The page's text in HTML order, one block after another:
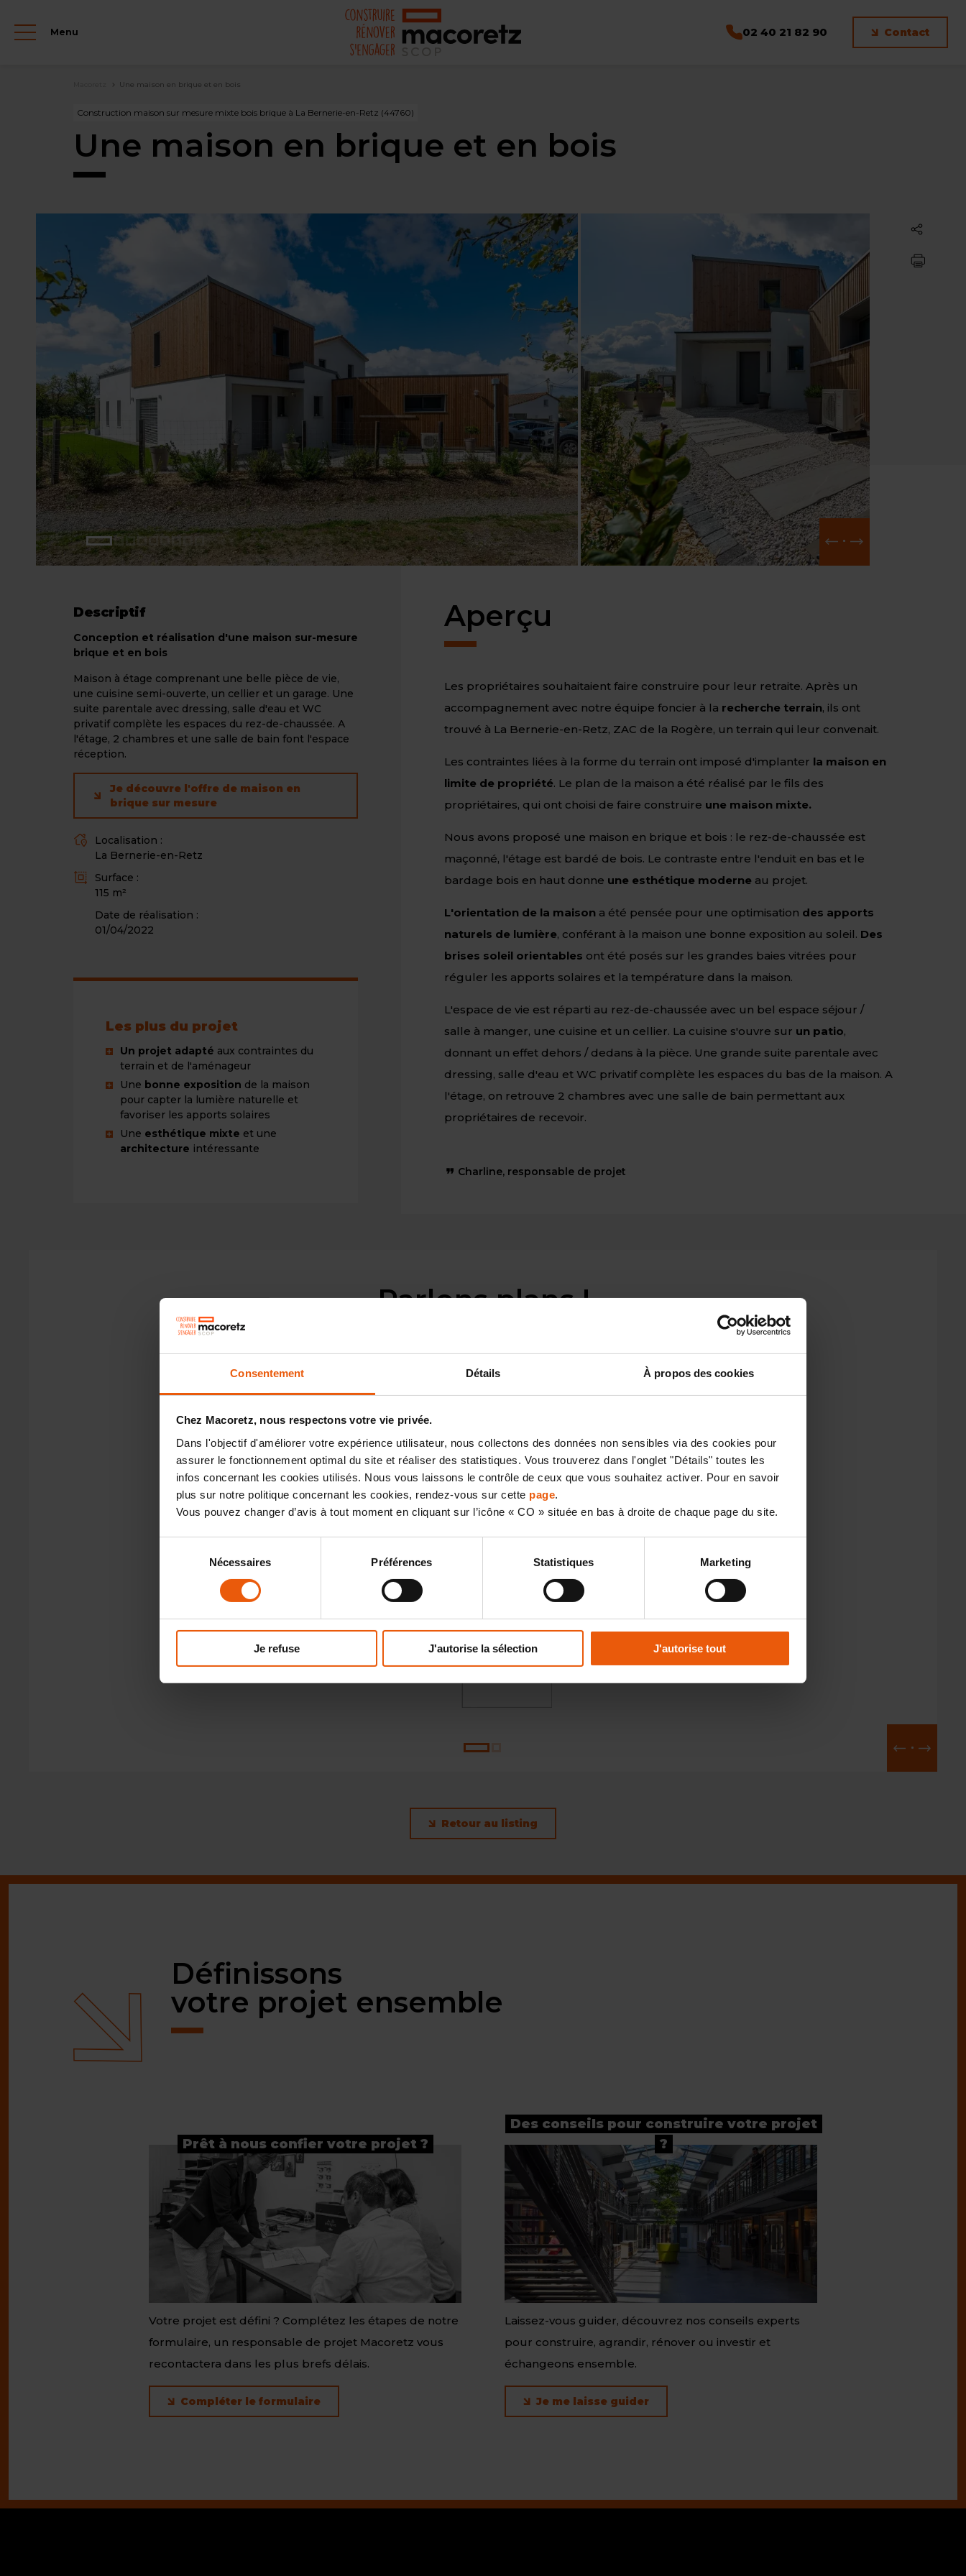
Consentement Détails À propos des cookies
Chez Macoretz, nous respectons votre vie privée.
Dans l'objectif d'améliorer votre expérience utilisateur, nous collectons des données non sensibles via des cookies pour
assurer le fonctionnement optimal du site et réaliser des statistiques. Vous trouverez dans l'onglet "Détails" toutes les
infos concernant les cookies utilisés. Nous vous laissons le contrôle de ceux que vous souhaitez activer. Pour en savoir
plus sur notre politique concernant les cookies, rendez-vous sur cette page.
Vous pouvez changer d’avis à tout moment en cliquant sur l’icône « CO » située en bas à droite de chaque page du site.
consentement
Nécessaires Préférences Statistiques Marketing
Je refuse J'autorise la sélection J'autorise tout
contenu
Menu 02 40 21 82 90 Contact
Une maison en brique et en bois
Construction maison sur mesure mixte bois brique à La Bernerie-en-Retz (44760)
Une maison en brique et en bois
Partager
Imprimer
Descriptif
Conception et réalisation d'une maison sur-mesure
brique et en bois
Maison à étage comprenant une belle pièce de vie,
une cuisine semi-ouverte, un cellier et un garage. Une
suite parentale avec dressing, salle d'eau et WC
privatif complète les espaces du rez-de-chaussée. A
l'étage, 2 chambres et une salle de bain font l'espace
réception.
Je découvre l'offre de maison en
brique sur mesure
Localisation :
L
e
u
La Bernerie-en-Retz
Surface :
S
r
f
e
115 m²
Date de réalisation :
01/04/2022
Les plus du projet
Un projet adapté aux contraintes du
terrain et de l'aménageur
Une bonne exposition de la maison
pour capter la lumière naturelle et
favoriser les apports solaires
Une esthétique mixte et une
architecture intéressante
Aperçu
Les propriétaires souhaitaient faire construire pour leur retraite. Après un
accompagnement avec notre équipe foncier à la recherche terrain, ils ont
trouvé à La Bernerie-en-Retz, ZAC de la Rogère, un terrain qui leur convenait.
Les contraintes liées à la forme du terrain ont imposé d'implanter la maison en
limite de propriété. Le plan de la maison a été réalisé par le fils des
propriétaires, qui ont choisi de faire construire une maison mixte.
Nous avons proposé une maison en brique et bois : le rez-de-chaussée est
maçonné, l'étage est bardé de bois. Le contraste entre l'enduit en bas et le
bardage bois en haut donne une esthétique moderne au projet.
L'orientation de la maison a été pensée pour une optimisation des apports
naturels de lumière, conférant à la maison une bonne exposition au soleil. Des
brises soleil orientables ont été posés sur les grandes baies vitrées pour
réguler les apports solaires et la température dans la maison.
L'espace de vie est réparti au rez-de-chaussée avec un bel espace séjour /
salle à manger, une cuisine et un cellier. La cuisine s'ouvre sur un patio,
donnant un effet dehors / dedans à la pièce. Une grande suite parentale avec
dressing, salle d'eau et WC privatif complète les espaces du bas de la maison. A
l'étage, on retrouve 2 chambres avec une salle de bain permettant aux
propriétaires de recevoir.
Charline, responsable de projet
Parlons plans !
Retour au listing
Définissons
votre projet ensemble
Prêt à nous confier votre projet ?
Votre projet est défini ? Complétez les étapes de notre
formulaire, un responsable de projet Macoretz vous
recontactera dans les plus brefs délais.
Compléter le formulaire
Des conseils pour construire votre projet
?
Laissez-vous guider, découvrez nos conseils experts
pour construire, agrandir, rénover ou investir et
échangeons ensemble.
Je me laisse guider